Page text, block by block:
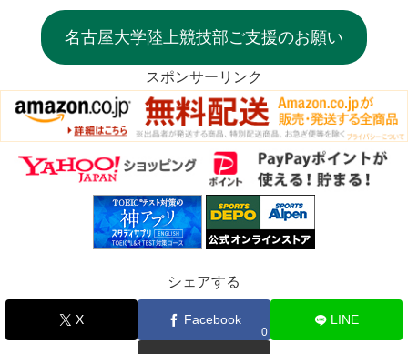
名古屋大学陸上競技部ご支援のお願い
スポンサーリンク
シェアする
X Facebook
0
LINE